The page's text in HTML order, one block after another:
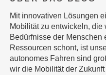
Mit innovativen Lösungen
Mobilität zu entwickeln, die
Bedürfnisse der Menschen
Ressourcen schont, ist
autonomes Fahren sind
wir die Mobilität der